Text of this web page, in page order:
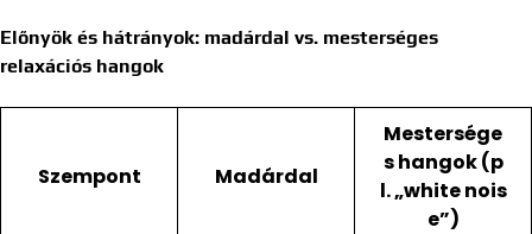
Előnyök és hátrányok: madárdal vs. mesterséges
relaxációs hangok
Szempont Madárdal
Mestersége
s hangok (p
l. „white nois
e”)